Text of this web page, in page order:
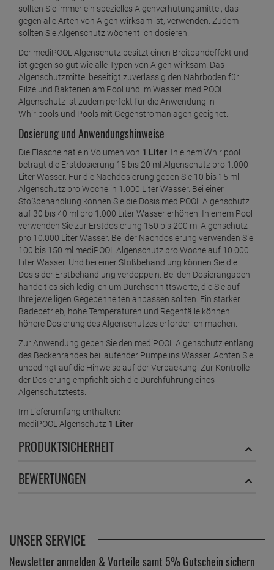
sollten Sie immer ein spezielles Algenverhütungsmittel, das
gegen alle Arten von Algen wirksam ist, verwenden. Zudem
sollten Sie Algenschutz wöchentlich dosieren.
Der mediPOOL Algenschutz besitzt einen Breitbandeffekt und
ist gegen so gut wie alle Typen von Algen wirksam. Das
Algenschutzmittel beseitigt zuverlässig den Nährboden für
Pilze und Bakterien am Pool und im Wasser. mediPOOL
Algenschutz ist zudem perfekt für die Anwendung in
Whirlpools und Pools mit Gegenstromanlagen geeignet.
Dosierung und Anwendungshinweise
Die Flasche hat ein Volumen von 1 Liter . In einem Whirlpool
beträgt die Erstdosierung 15 bis 20 ml Algenschutz pro 1.000
Liter Wasser. Für die Nachdosierung geben Sie 10 bis 15 ml
Algenschutz pro Woche in 1.000 Liter Wasser. Bei einer
Stoßbehandlung können Sie die Dosis mediPOOL Algenschutz
auf 30 bis 40 ml pro 1.000 Liter Wasser erhöhen. In einem Pool
verwenden Sie zur Erstdosierung 150 bis 200 ml Algenschutz
pro 10.000 Liter Wasser. Bei der Nachdosierung verwenden Sie
100 bis 150 ml mediPOOL Algenschutz pro Woche auf 10.000
Liter Wasser. Und bei einer Stoßbehandlung können Sie die
Dosis der Erstbehandlung verdoppeln. Bei den Dosierangaben
handelt es sich lediglich um Durchschnittswerte, die Sie auf
Ihre jeweiligen Gegebenheiten anpassen sollten. Ein starker
Badebetrieb, hohe Temperaturen und Regenfälle können
höhere Dosierung des Algenschutzes erforderlich machen.
Zur Anwendung geben Sie den mediPOOL Algenschutz entlang
des Beckenrandes bei laufender Pumpe ins Wasser. Achten Sie
unbedingt auf die Hinweise auf der Verpackung. Zur Kontrolle
der Dosierung empfiehlt sich die Durchführung eines
Algenschutztests.
Im Lieferumfang enthalten:
mediPOOL Algenschutz 1 Liter
PRODUKTSICHERHEIT
BEWERTUNGEN
UNSER SERVICE
Newsletter anmelden & Vorteile samt 5% Gutschein sichern